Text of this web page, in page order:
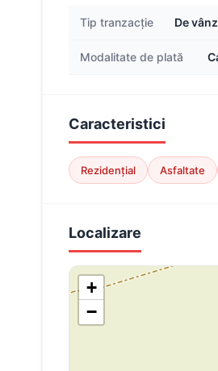
Tip tranzacție De
Modalitate de plată
Caracteristici
Rezidențial Asfaltate
Localizare
+
−